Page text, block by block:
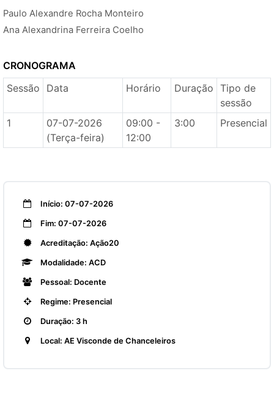
Paulo Alexandre Rocha Monteiro
Ana Alexandrina Ferreira Coelho
CRONOGRAMA
Sessão
Data Horário Duração Tipo de
sessão
1
07-07-2026
(Terça-feira)
09:00 -
12:00
3:00 Presencial
Início: 07-07-2026
Fim: 07-07-2026
Acreditação: Ação20
Modalidade: ACD
Pessoal: Docente
Regime: Presencial
Duração: 3 h
Local: AE Visconde de Chanceleiros